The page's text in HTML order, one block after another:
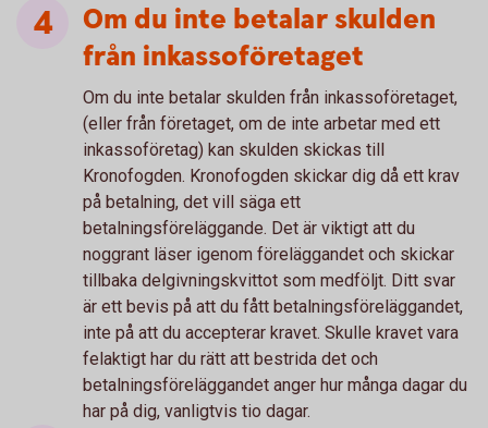
Om du inte betalar skulden
från inkassoföretaget
Om du inte betalar skulden från inkassoföretaget,
(eller från företaget, om de inte arbetar med ett
inkassoföretag) kan skulden skickas till
Kronofogden. Kronofogden skickar dig då ett krav
på betalning, det vill säga ett
betalningsföreläggande. Det är viktigt att du
noggrant läser igenom föreläggandet och skickar
tillbaka delgivningskvittot som medföljt. Ditt svar
är ett bevis på att du fått betalningsföreläggandet,
inte på att du accepterar kravet. Skulle kravet vara
felaktigt har du rätt att bestrida det och
betalningsföreläggandet anger hur många dagar du
har på dig, vanligtvis tio dagar.